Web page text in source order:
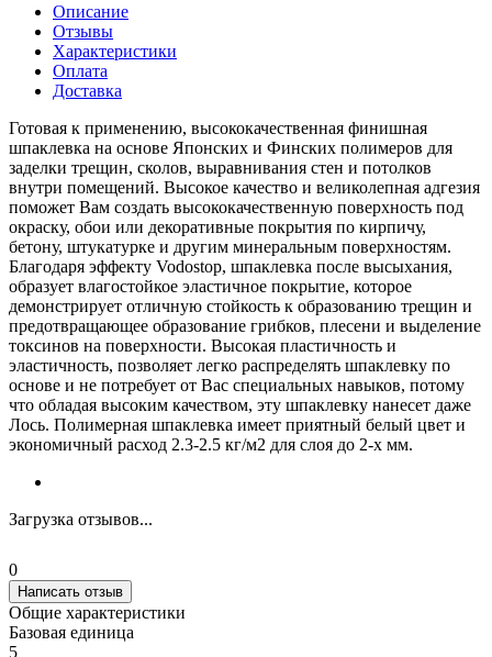
Описание
Отзывы
Характеристики
Оплата
Доставка
Готовая к применению, высококачественная финишная
шпаклевка на основе Японских и Финских полимеров для
заделки трещин, сколов, выравнивания стен и потолков
внутри помещений. Высокое качество и великолепная адгезия
поможет Вам создать высококачественную поверхность под
окраску, обои или декоративные покрытия по кирпичу,
бетону, штукатурке и другим минеральным поверхностям.
Благодаря эффекту Vodostop, шпаклевка после высыхания,
образует влагостойкое эластичное покрытие, которое
демонстрирует отличную стойкость к образованию трещин и
предотвращающее образование грибков, плесени и выделение
токсинов на поверхности. Высокая пластичность и
эластичность, позволяет легко распределять шпаклевку по
основе и не потребует от Вас специальных навыков, потому
что обладая высоким качеством, эту шпаклевку нанесет даже
Лось. Полимерная шпаклевка имеет приятный белый цвет и
экономичный расход 2.3-2.5 кг/м2 для слоя до 2-х мм.
Загрузка отзывов...
0
Написать отзыв
Общие характеристики
Базовая единица
5